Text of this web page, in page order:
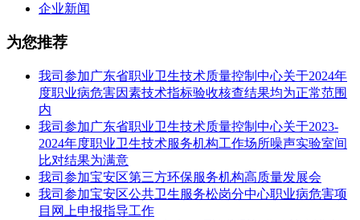
企业新闻
为您推荐
我司参加广东省职业卫生技术质量控制中心关于2024年
度职业病危害因素技术指标验收核查结果均为正常范围
内
我司参加广东省职业卫生技术质量控制中心关于2023-
2024年度职业卫生技术服务机构工作场所噪声实验室间
比对结果为满意
我司参加宝安区第三方环保服务机构高质量发展会
我司参加宝安区公共卫生服务松岗分中心职业病危害项
目网上申报指导工作